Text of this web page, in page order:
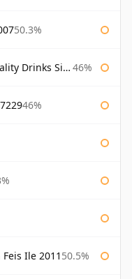
50.3%
Malts of Scotland 46%
46%
Ile 2011 50.5%